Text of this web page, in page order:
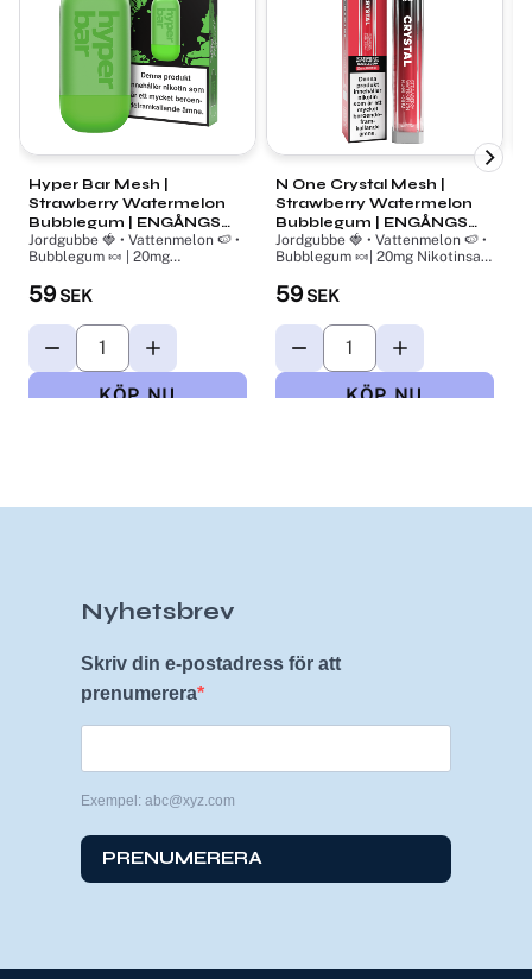
Hyper Bar Mesh |
Strawberry Watermelon
Bubblegum | ENGÅNGS
VAPE
Jordgubbe 🍓 • Vattenmelon 🍉 •
Bubblegum 🍬 | 20mg
59 SEK
N One Crystal Mesh |
Strawberry Watermelon
Bubblegum | ENGÅNGS
VAPE
Jordgubbe 🍓 • Vattenmelon 🍉 •
Bubblegum 🍬| 20mg Nikotinsalt
59 SEK
Nyhetsbrev
Skriv din e-postadress för att
prenumerera
Exempel: abc@xyz.com
PRENUMERERA